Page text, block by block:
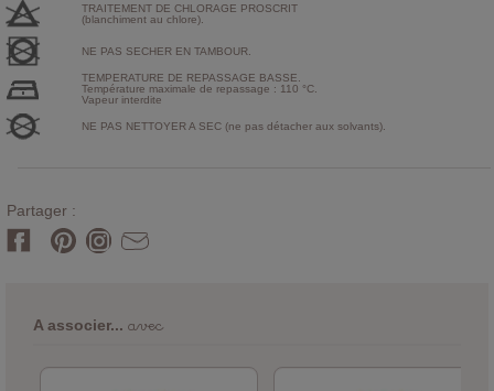
TRAITEMENT DE CHLORAGE PROSCRIT
(blanchiment au chlore).
NE PAS SECHER EN TAMBOUR.
TEMPERATURE DE REPASSAGE BASSE.
Température maximale de repassage : 110 °C.
Vapeur interdite
NE PAS NETTOYER A SEC (ne pas détacher aux solvants).
Partager :
A associer...